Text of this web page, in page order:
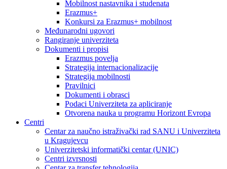
Mobilnost nastavnika i studenata
Erazmus+
Konkursi za Erazmus+ mobilnost
Međunarodni ugovori
Rangiranje univerziteta
Dokumenti i propisi
Erazmus povelja
Strategija internacionalizacije
Strategija mobilnosti
Pravilnici
Dokumenti i obrasci
Podaci Univerziteta za apliciranje
Otvorena nauka u programu Horizont Evropa
Centri
Centar za naučno istraživački rad SANU i Univerziteta
u Kragujevcu
Univerzitetski informatički centar (UNIC)
Centri izvrsnosti